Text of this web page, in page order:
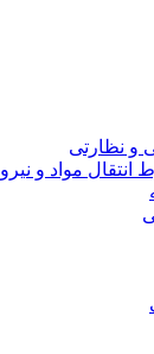
و نظارتی
مواد و نیرو